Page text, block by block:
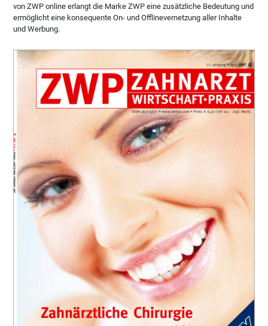
von ZWP online erlangt die Marke ZWP eine zusätzliche Bedeutung und
ermöglicht eine konsequente On- und Offlinevernetzung aller Inhalte
und Werbung.